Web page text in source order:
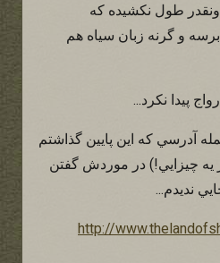
طول نكشيده كه
و گرنه زبان سياه هم
پيدا نكرد...
آدرسي كه اين پايين گذاشتم
يه چيزايي!) در موردش گفتن
نديدم...
http://